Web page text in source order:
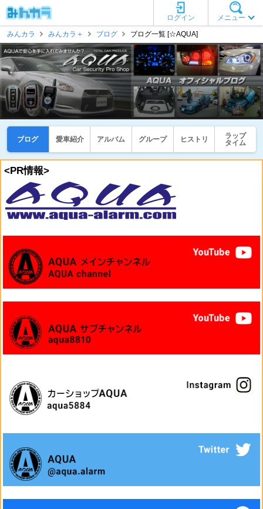
メニュー
ログイン
みんカラ
みんカラ＋ ブログ ブログ一覧 [☆AQUA]
ブログ 愛車紹介 アルバム グループ ヒストリ
ラップ
タイム
<PR情報>